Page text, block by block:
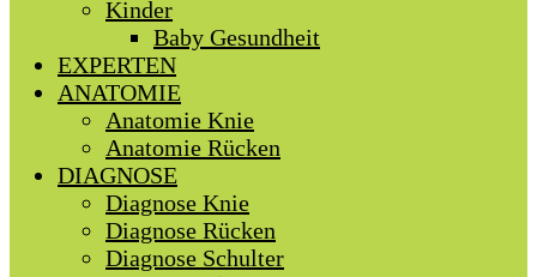
Kinder
Baby Gesundheit
EXPERTEN
ANATOMIE
Anatomie Knie
Anatomie Rücken
DIAGNOSE
Diagnose Knie
Diagnose Rücken
Diagnose Schulter